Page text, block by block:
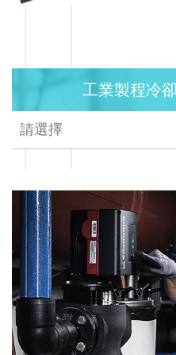
工業製程冷